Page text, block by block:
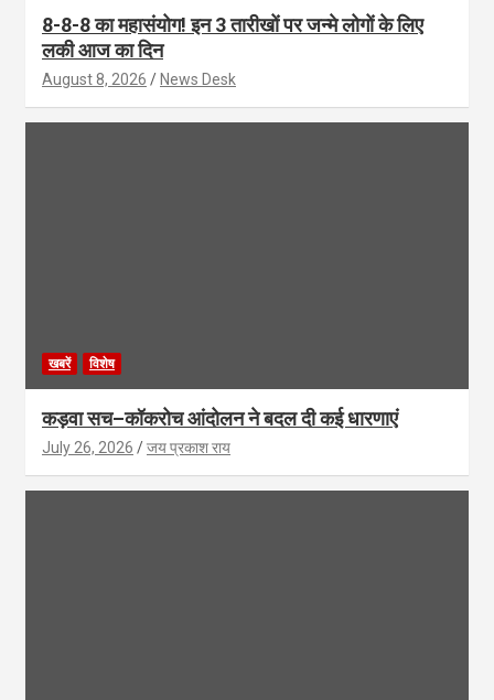
8-8-8 का महासंयोग! इन 3 तारीखों पर जन्मे लोगों के लिए
लकी आज का दिन
August 8, 2026 News Desk
खबरें विशेष
कड़वा सच–कॉकरोच आंदोलन ने बदल दी कई धारणाएं
July 26, 2026 जय प्रकाश राय